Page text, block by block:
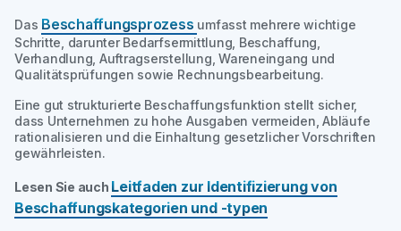
Das Beschaffungsprozess umfasst mehrere wichtige
Schritte, darunter Bedarfsermittlung, Beschaffung,
Verhandlung, Auftragserstellung, Wareneingang und
Qualitätsprüfungen sowie Rechnungsbearbeitung.
Eine gut strukturierte Beschaffungsfunktion stellt sicher,
dass Unternehmen zu hohe Ausgaben vermeiden, Abläufe
rationalisieren und die Einhaltung gesetzlicher Vorschriften
gewährleisten.
Lesen Sie auch Leitfaden zur Identifizierung von
Beschaffungskategorien und -typen